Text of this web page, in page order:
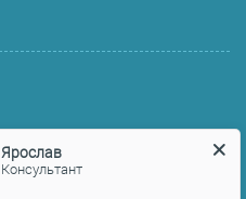
Ярослав
Консультант